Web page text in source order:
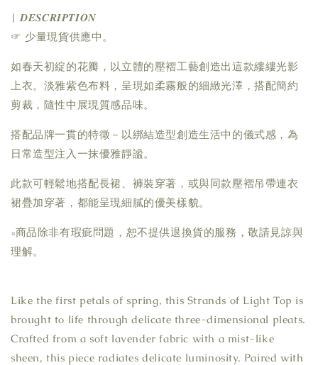
| 𝑫𝑬𝑺𝑪𝑹𝑰𝑷𝑻𝑰𝑶𝑵
☞ 少量現貨供應中。
如春天初綻的花瓣，以立體的壓褶工藝創造出這款縷縷光影
上衣。淡雅紫色布料，呈現如柔霧般的細緻光澤，搭配簡約
剪裁，隨性中展現質感品味。
搭配品牌一貫的特徵－以綁結造型創造生活中的儀式感，為
日常造型注入一抹優雅靜謐。
此款可輕鬆地搭配長裙、褲裝穿著，或與同款壓褶吊帶連衣
裙疊加穿著，都能呈現細膩的優美樣貌。
▫商品除非有瑕疵問題，恕不提供退換貨的服務，敬請見諒與
理解。
Like the first petals of spring, this Strands of Light Top is
brought to life through delicate three-dimensional pleats.
Crafted from a soft lavender fabric with a mist-like
sheen, this piece radiates delicate luminosity. Paired with